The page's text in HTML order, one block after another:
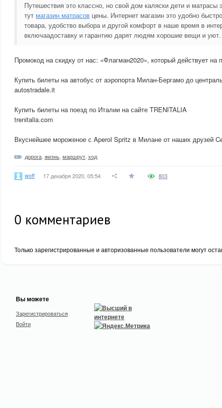
Путешествия это классно, но свой дом каляски дети и матрасы
тут магазин матрасов цены. Интернет магазин это удобно
товара, удобство выбора и другой комфорт в наше время в
включаадоставку и гарантию дарят людям хорошие вещи и уют.
Промокод на скидку от нас: «Флагман2020», который действует на
Купить билеты на автобус от аэропорта Милан-Бергамо до
autostradale.it
Купить билеты на поезд по Италии на сайте TRENITALIA
trenitalia.com
Вкуснейшее мороженое с Aperol Spritz в Милане от наших друзей
дорога жизнь маршрут ход
woff 17 декабря 2020, 05:54 803
0 комментариев
Только зарегистрированные и авторизованные пользователи могут
Вы можете
Зарегистрироваться
Войти